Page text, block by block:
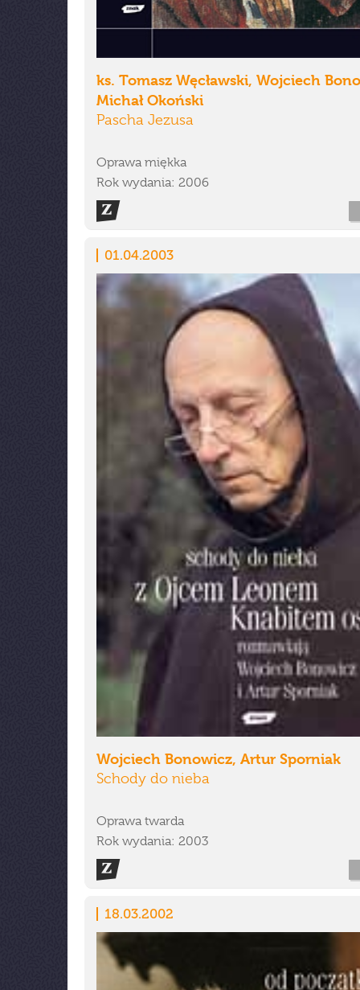
ks. Tomasz Węcławski, Wojciech
Michał Okoński
Pascha Jezusa
Oprawa miękka
Rok wydania: 2006
01.04.2003
Wojciech Bonowicz, Artur Sporniak
Schody do nieba
Oprawa twarda
Rok wydania: 2003
18.03.2002